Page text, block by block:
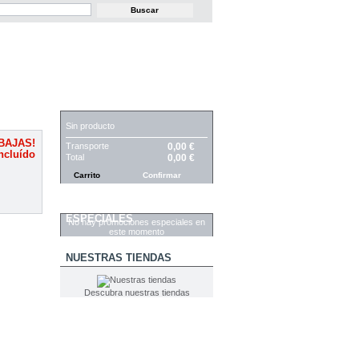
Sin producto
Transporte 0,00 €
Total 0,00 €
Carrito Confirmar
ESPECIALES
No hay promociones especiales en
este momento
NUESTRAS TIENDAS
Descubra nuestras tiendas